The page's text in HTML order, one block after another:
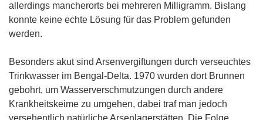
allerdings mancherorts bei mehreren Milligramm. Bislang
konnte keine echte Lösung für das Problem gefunden
werden.
Besonders akut sind Arsenvergiftungen durch verseuchtes
Trinkwasser im Bengal-Delta. 1970 wurden dort Brunnen
gebohrt, um Wasserverschmutzungen durch andere
Krankheitskeime zu umgehen, dabei traf man jedoch
versehentlich natürliche Arsenlagerstätten. Die Folge